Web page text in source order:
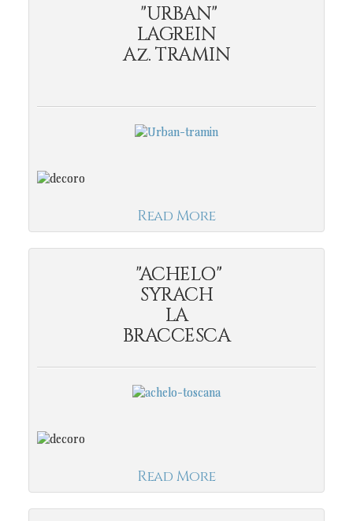
"URBAN"
LAGREIN
Az. TRAMIN
Read More
"ACHELO"
SYRACH
LA
BRACCESCA
Read More